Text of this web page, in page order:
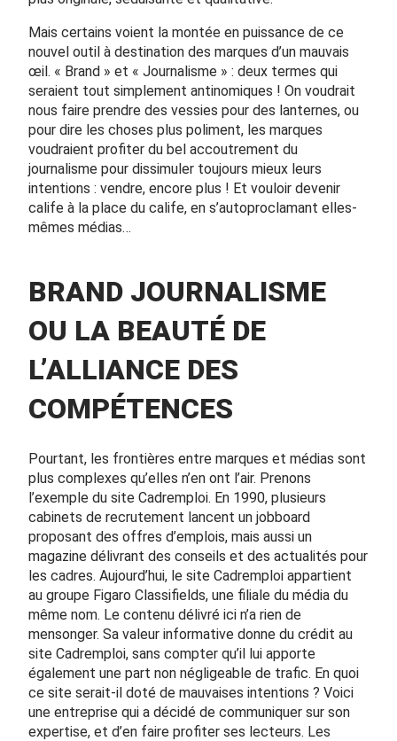
Mais certains voient la montée en puissance de ce
nouvel outil à destination des marques d’un mauvais
œil. « Brand » et « Journalisme » : deux termes qui
seraient tout simplement antinomiques ! On voudrait
nous faire prendre des vessies pour des lanternes, ou
pour dire les choses plus poliment, les marques
voudraient profiter du bel accoutrement du
journalisme pour dissimuler toujours mieux leurs
intentions : vendre, encore plus ! Et vouloir devenir
calife à la place du calife, en s’autoproclamant elles-
mêmes médias…
BRAND JOURNALISME
OU LA BEAUTÉ DE
L’ALLIANCE DES
COMPÉTENCES
Pourtant, les frontières entre marques et médias sont
plus complexes qu’elles n’en ont l’air. Prenons
l’exemple du site Cadremploi. En 1990, plusieurs
cabinets de recrutement lancent un jobboard
proposant des offres d’emplois, mais aussi un
magazine délivrant des conseils et des actualités pour
les cadres. Aujourd’hui, le site Cadremploi appartient
au groupe Figaro Classifields, une filiale du média du
même nom. Le contenu délivré ici n’a rien de
mensonger. Sa valeur informative donne du crédit au
site Cadremploi, sans compter qu’il lui apporte
également une part non négligeable de trafic. En quoi
ce site serait-il doté de mauvaises intentions ? Voici
une entreprise qui a décidé de communiquer sur son
expertise, et d’en faire profiter ses lecteurs. Les